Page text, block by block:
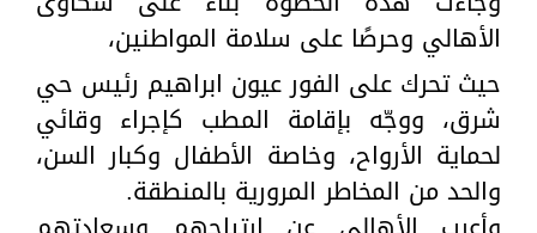
الأهالي وحرصًا على سلامة المواطنين،
حيث تحرك على الفور عيون ابراهيم رئيس حي
شرق، ووجّه بإقامة المطب كإجراء وقائي
لحماية الأرواح، وخاصة الأطفال وكبار السن،
والحد من المخاطر المرورية بالمنطقة.